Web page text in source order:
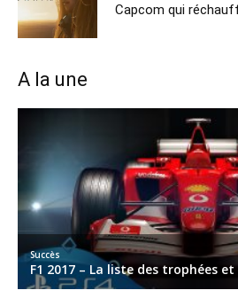
Capcom qui
A la une